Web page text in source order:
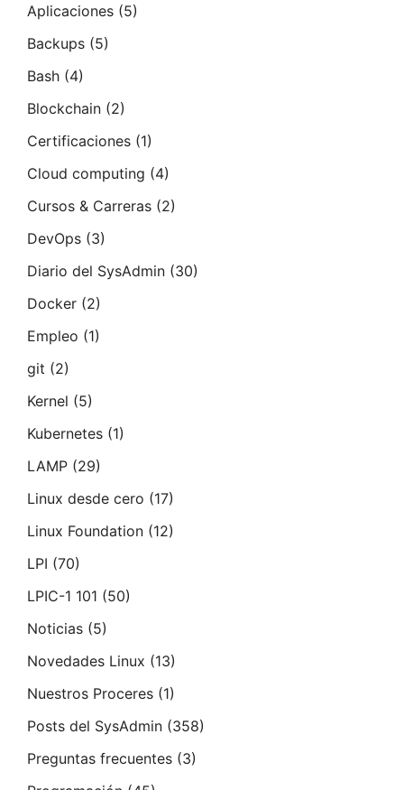
Aplicaciones (5)
Backups (5)
Bash (4)
Blockchain (2)
Certificaciones (1)
Cloud computing (4)
Cursos & Carreras (2)
DevOps (3)
Diario del SysAdmin (30)
Docker (2)
Empleo (1)
git (2)
Kernel (5)
Kubernetes (1)
LAMP (29)
Linux desde cero (17)
Linux Foundation (12)
LPI (70)
LPIC-1 101 (50)
Noticias (5)
Novedades Linux (13)
Nuestros Proceres (1)
Posts del SysAdmin (358)
Preguntas frecuentes (3)